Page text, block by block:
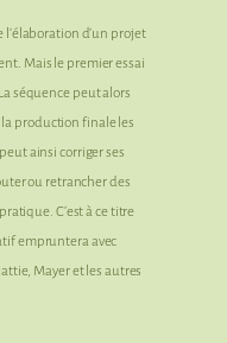
d’un projet
Mais le premier essai
séquence peut alors
production finale les
ainsi corriger ses
ou retrancher des
C’est à ce titre
empruntera avec
Mayer et les autres